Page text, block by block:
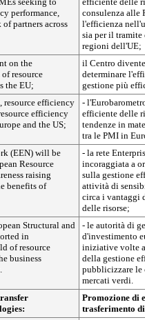
performance,
partners across
consulenza alle
l'efficienza
sia per il
regioni dell'UE;
on the
resource
the EU;
il Centro
determinare
gestione più
resource efficiency
efficiency
and the US;
-
efficiente delle
tendenze in
tra le PMI in
(EEN) will be
Resource
raising
benefits of
- la rete
incoraggiata a
sulla gestione
attività di
circa i vantaggi
delle risorse;
Structural and
in
of resource
business
- le autorità di
d'investimento
iniziative volte
della gestione
pubblicizzare
mercati verdi.
Promozione di
trasferimento